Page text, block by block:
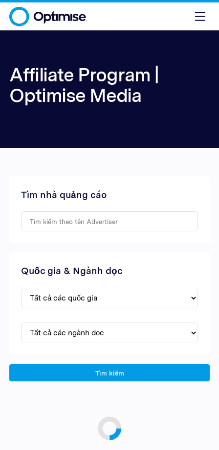
Affiliate Program |
Optimise Media
Tìm nhà quảng cáo
Quốc gia & Ngành dọc
Tìm kiếm